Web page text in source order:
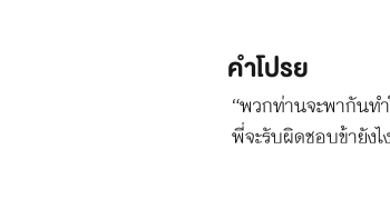
คำโปรย
“พวกท่านจะพากันท
พี่จะรับผิดชอบข้ายัง
ได้ ภรรยาที่ดีย่อมต้
เจ้าค่ะ ข้าร้อนจะต